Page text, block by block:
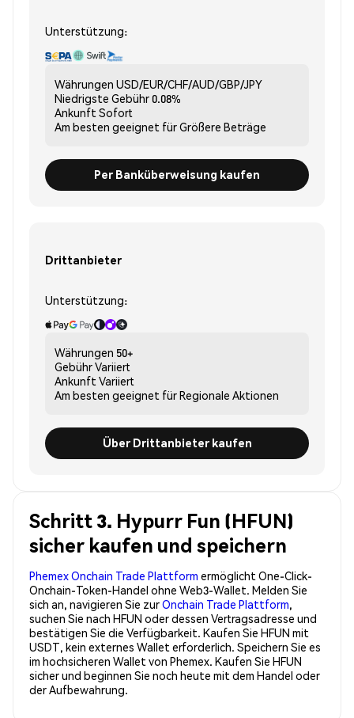
Unterstützung:
Währungen USD/EUR/CHF/AUD/GBP/JPY
Niedrigste Gebühr0.08%
Ankunft Sofort
Am besten geeignet fürGrößere Beträge
Per Banküberweisung kaufen
Drittanbieter
Unterstützung:
Währungen 50+
GebührVariiert
Ankunft Variiert
Am besten geeignet fürRegionale Aktionen
Über Drittanbieter kaufen
Schritt 3. Hypurr Fun (HFUN)
sicher kaufen und speichern
Phemex Onchain Trade Plattform ermöglicht One-Click-
Onchain-Token-Handel ohne Web3-Wallet. Melden Sie
sich an, navigieren Sie zurOnchain Trade Plattform,
suchen Sie nach HFUN oder dessen Vertragsadresse und
bestätigen Sie die Verfügbarkeit. Kaufen Sie HFUN mit
USDT, kein externes Wallet erforderlich. Speichern Sie es
im hochsicheren Wallet von Phemex. Kaufen Sie HFUN
sicher und beginnen Sie noch heute mit dem Handel oder
der Aufbewahrung.